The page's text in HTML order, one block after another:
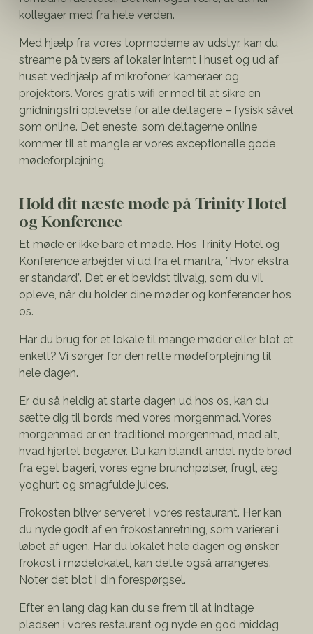
kollegaer med fra hele verden.
Med hjælp fra vores topmoderne av udstyr, kan du
streame på tværs af lokaler internt i huset og ud af
huset vedhjælp af mikrofoner, kameraer og
projektors. Vores gratis wifi er med til at sikre en
gnidningsfri oplevelse for alle deltagere – fysisk såvel
som online. Det eneste, som deltagerne online
kommer til at mangle er vores exceptionelle gode
mødeforplejning.
Hold dit næste møde på Trinity Hotel
og Konference
Et møde er ikke bare et møde. Hos Trinity Hotel og
Konference arbejder vi ud fra et mantra, ”Hvor ekstra
er standard”. Det er et bevidst tilvalg, som du vil
opleve, når du holder dine møder og konferencer hos
os.
Har du brug for et lokale til mange møder eller blot et
enkelt? Vi sørger for den rette mødeforplejning til
hele dagen.
Er du så heldig at starte dagen ud hos os, kan du
sætte dig til bords med vores morgenmad. Vores
morgenmad er en traditionel morgenmad, med alt,
hvad hjertet begærer. Du kan blandt andet nyde brød
fra eget bageri, vores egne brunchpølser, frugt, æg,
yoghurt og smagfulde juices.
Frokosten bliver serveret i vores restaurant. Her kan
du nyde godt af en frokostanretning, som varierer i
løbet af ugen. Har du lokalet hele dagen og ønsker
frokost i mødelokalet, kan dette også arrangeres.
Noter det blot i din forespørgsel.
Efter en lang dag kan du se frem til at indtage
pladsen i vores restaurant og nyde en god middag